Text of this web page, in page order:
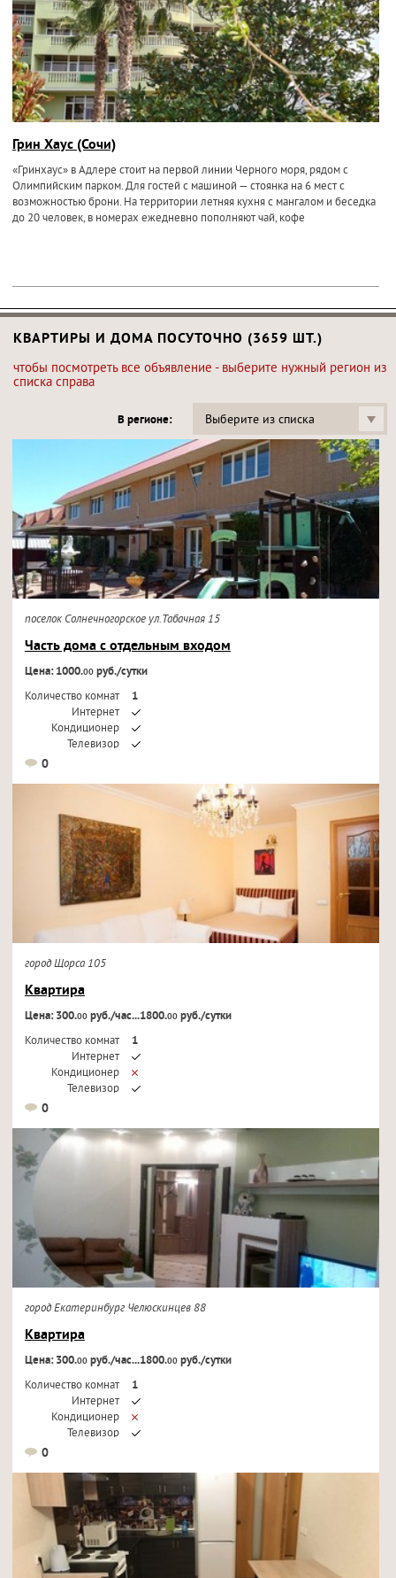
Грин Хаус (Сочи)
«Гринхаус» в Адлере стоит на первой линии Черного моря, рядом с
Олимпийским парком. Для гостей с машиной — стоянка на 6 мест с
возможностью брони. На территории летняя кухня с мангалом и беседка
до 20 человек, в номерах ежедневно пополняют чай, кофе
КВАРТИРЫ И ДОМА ПОСУТОЧНО (3659 ШТ.)
чтобы посмотреть все объявление - выберите нужный регион из
списка справа
В регионе: Выберите из списка
поселок Солнечногорское ул.Табачная 15
Часть дома с отдельным входом
Цена: 1000.00руб./сутки
Количество комнат
1
Интернет
Кондиционер
Телевизор
0
город Щорса 105
Квартира
Цена: 300.00руб./час...1800.00руб./сутки
Количество комнат
1
Интернет
Кондиционер
Телевизор
0
город Екатеринбург Челюскинцев 88
Квартира
Цена: 300.00руб./час...1800.00руб./сутки
Количество комнат
1
Интернет
Кондиционер
Телевизор
0